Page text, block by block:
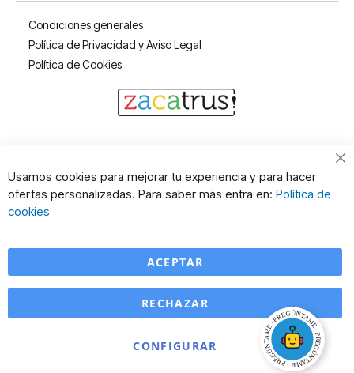
Condiciones generales
Política de Privacidad y Aviso Legal
Política de Cookies
Usamos cookies para mejorar tu experiencia y para hacer
ofertas personalizadas. Para saber más entra en: Política de
cookies
ACEPTAR
CONFIGURAR
RECHAZAR